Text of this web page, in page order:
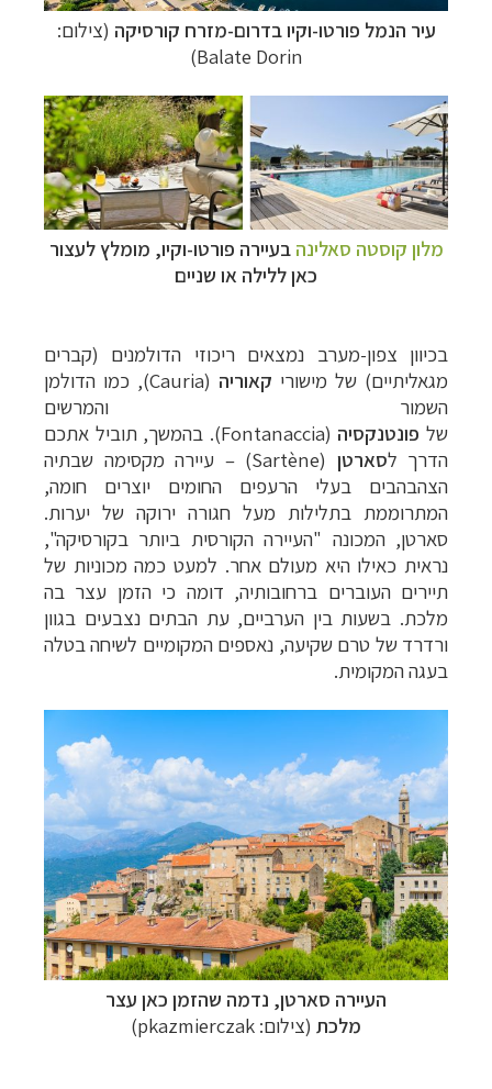
עיר הנמל פורטו-וקיו בדרום-מזרח קורסיקה (צילום:
Balate Dorin)
מלון קוסטה סאלינה בעיירה פורטו-וקיו, מומלץ לעצור
כאן ללילה או שניים
בכיוון צפון-מערב נמצאים ריכוזי הדולמנים (קברים
מגאליתיים) של מישורי קאוריה (
Cauria), כמו הדולמן
השמור והמרשים
של פונטנקסיה (Fontanaccia).
בהמשך, תוביל אתכם
הדרך לסארטן (Sartène) –
עיירה מקסימה שבתיה
הצהבהבים בעלי הרעפים החומים יוצרים חומה,
המתרוממת בתלילות מעל חגורה ירוקה של יערות.
סארטן, המכונה "העיירה הקורסית ביותר בקורסיקה",
נראית כאילו היא מעולם אחר. למעט כמה מכוניות של
תיירים העוברים ברחובותיה, דומה כי הזמן עצר בה
מלכת. בשעות בין הערביים, עת הבתים נצבעים בגוון
ורדרד של טרם שקיעה, נאספים המקומיים לשיחה בטלה
בעגה המקומית.
העיירה סארטן, נדמה שהזמן כאן עצר
מלכת (צילום: pkazmierczak )